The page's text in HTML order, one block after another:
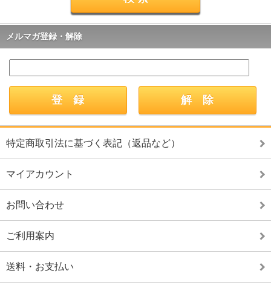
メルマガ登録・解除
特定商取引法に基づく表記（返品など）
マイアカウント
お問い合わせ
ご利用案内
送料・お支払い